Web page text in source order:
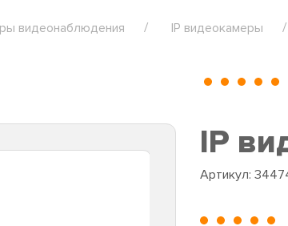
видеонаблюдения IP видеокамеры
IP
Артикул: